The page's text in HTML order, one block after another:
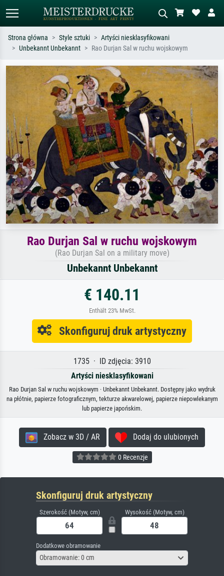
Szukaj wg artysty, tytułu lub stylu – np.
Monet, Gwiaździsta noc,
impresjonizm, fala Hokusaia, akt.
Opisz scenę – np. zielona łąka,
abstrakcja z czerwienią, ciemny olej,
stojący akt obok drzewa.
Strona główna Style sztuki
Artyści niesklasyfikowani
Unbekannt Unbekannt
Rao Durjan Sal w ruchu wojskowym
Rao Durjan Sal w ruchu wojskowym
(Rao Durjan Sal on a military move)
Unbekannt Unbekannt
€ 140.11
Enthält 23% MwSt.
Skonfiguruj druk artystyczny
1735 · ID zdjęcia: 3910
Artyści niesklasyfikowani
Rao Durjan Sal w ruchu wojskowym · Unbekannt Unbekannt. Dostępny jako wydruk
na płótnie, papierze fotograficznym, tekturze akwarelowej, papierze niepowlekanym
lub papierze japońskim.
Zobacz w 3D / AR Dodaj do ulubionych
0 Recenzje
Skonfiguruj druk artystyczny
Szerokość (Motyw, cm) Wysokość (Motyw, cm)
Dodatkowe obramowanie
Obramowanie: 0 cm